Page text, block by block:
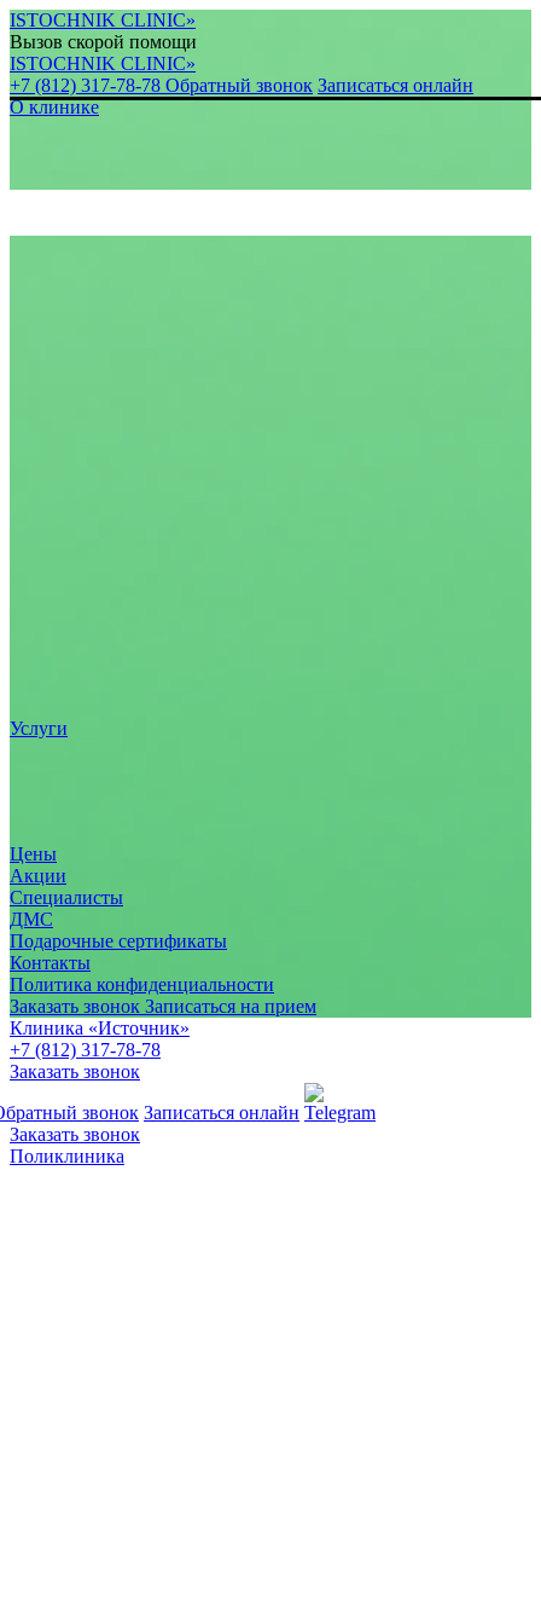
ISTOCHNIK CLINIC»
Вызов скорой помощи
ISTOCHNIK CLINIC»
+7 (812) 317-78-78 Обратный звонок Записаться онлайн
О клинике
Услуги
Цены
Акции
Специалисты
ДМС
Подарочные сертификаты
Контакты
Политика конфиденциальности
Заказать звонок Записаться на прием
Клиника «Источник»
+7 (812) 317-78-78
Заказать звонок
звонок Записаться онлайн
Заказать звонок
Поликлиника